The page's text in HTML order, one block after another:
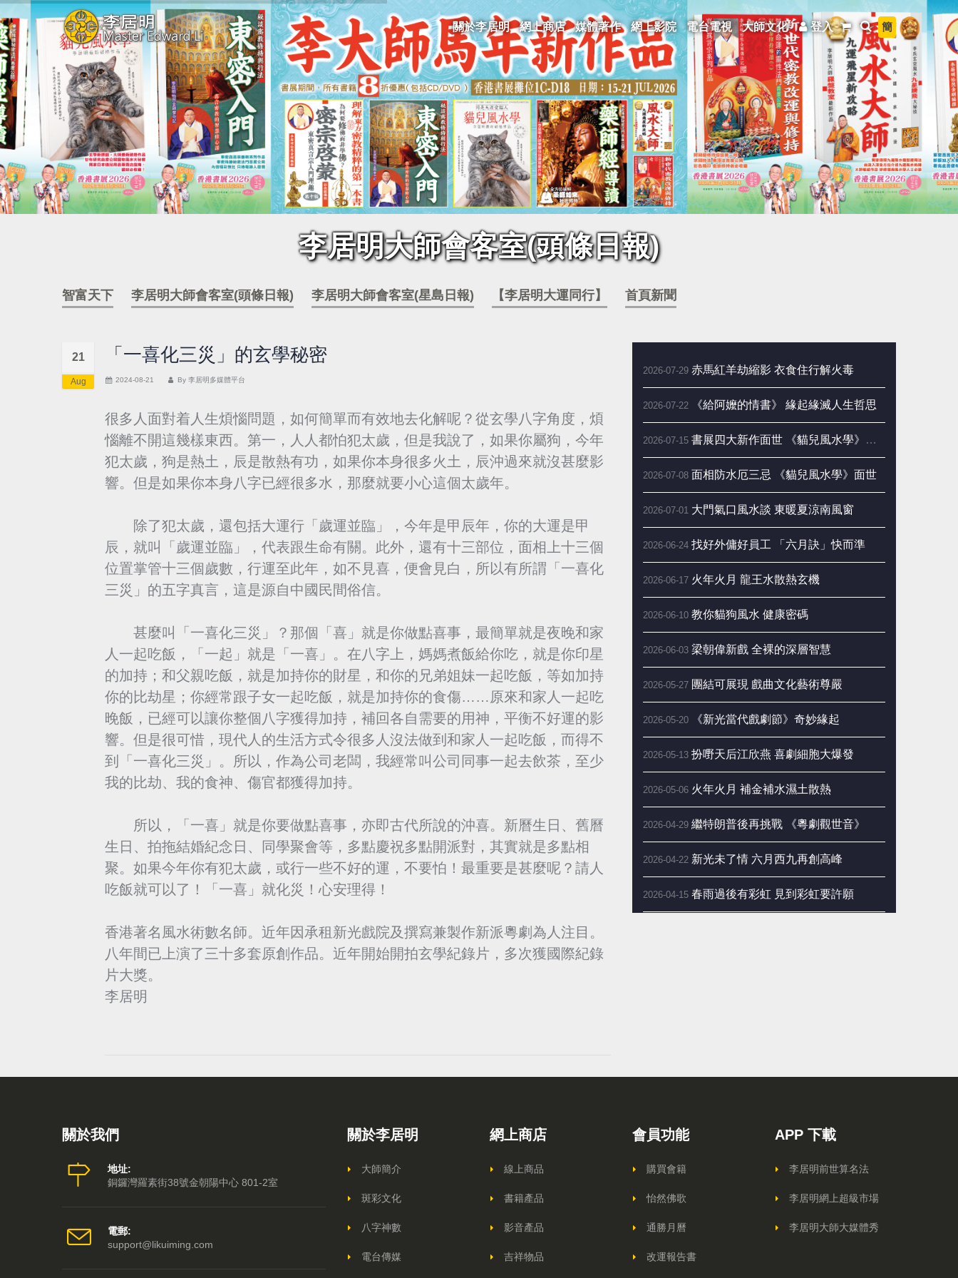
關於李居明 網上商店 媒體著作 網上影院 電台電視 大師文化 登入 簡
李居明大師會客室(頭條日報)
智富天下 李居明大師會客室(頭條日報) 李居明大師會客室(星島日報) 【李居明大運同行】 首頁新聞
21
Aug
「一喜化三災」的玄學秘密
2024-08-21 By 李居明多媒體平台
很多人面對着人生煩惱問題，如何簡單而有效地去化解呢？從玄學八字角度，煩
惱離不開這幾樣東西。第一，人人都怕犯太歲，但是我說了，如果你屬狗，今年
犯太歲，狗是熱土，辰是散熱有功，如果你本身很多火土，辰沖過來就沒甚麼影
響。但是如果你本身八字已經很多水，那麼就要小心這個太歲年。
除了犯太歲，還包括大運行「歲運並臨」，今年是甲辰年，你的大運是甲
辰，就叫「歲運並臨」，代表跟生命有關。此外，還有十三部位，面相上十三個
位置掌管十三個歲數，行運至此年，如不見喜，便會見白，所以有所謂「一喜化
三災」的五字真言，這是源自中國民間俗信。
甚麼叫「一喜化三災」？那個「喜」就是你做點喜事，最簡單就是夜晚和家
人一起吃飯，「一起」就是「一喜」。在八字上，媽媽煮飯給你吃，就是你印星
的加持；和父親吃飯，就是加持你的財星，和你的兄弟姐妹一起吃飯，等如加持
你的比劫星；你經常跟子女一起吃飯，就是加持你的食傷……原來和家人一起吃
晚飯，已經可以讓你整個八字獲得加持，補回各自需要的用神，平衡不好運的影
響。但是很可惜，現代人的生活方式令很多人沒法做到和家人一起吃飯，而得不
到「一喜化三災」。所以，作為公司老闆，我經常叫公司同事一起去飲茶，至少
我的比劫、我的食神、傷官都獲得加持。
所以，「一喜」就是你要做點喜事，亦即古代所說的沖喜。新曆生日、舊曆
生日、拍拖結婚紀念日、同學聚會等，多點慶祝多點開派對，其實就是多點相
聚。如果今年你有犯太歲，或行一些不好的運，不要怕！最重要是甚麼呢？請人
吃飯就可以了！「一喜」就化災！心安理得！
香港著名風水術數名師。近年因承租新光戲院及撰寫兼製作新派粵劇為人注目。
八年間已上演了三十多套原創作品。近年開始開拍玄學紀錄片，多次獲國際紀錄
片大獎。
李居明
2026-07-29 赤馬紅羊劫縮影 衣食住行解火毒
2026-07-22 《給阿嬤的情書》 緣起緣滅人生哲思
2026-07-15 書展四大新作面世 《貓兒風水學》成亮點
2026-07-08 面相防水厄三忌 《貓兒風水學》面世
2026-07-01 大門氣口風水談 東暖夏涼南風窗
2026-06-24 找好外傭好員工 「六月訣」快而準
2026-06-17 火年火月 龍王水散熱玄機
2026-06-10 教你貓狗風水 健康密碼
2026-06-03 梁朝偉新戲 全裸的深層智慧
2026-05-27 團結可展現 戲曲文化藝術尊嚴
2026-05-20 《新光當代戲劇節》奇妙緣起
2026-05-13 扮嘢天后江欣燕 喜劇細胞大爆發
2026-05-06 火年火月 補金補水濕土散熱
2026-04-29 繼特朗普後再挑戰 《粵劇觀世音》
2026-04-22 新光未了情 六月西九再創高峰
2026-04-15 春雨過後有彩虹 見到彩虹要許願
2026-02-25 《粵劇特朗普4.0》 粵劇新浪潮來了！
2026-02-21 大年初五「送五窮」 東南忌見垃圾桶
關於我們
地址:
銅鑼灣羅素街38號金朝陽中心 801-2室
電郵:
support@likuiming.com
關於李居明
大師簡介
斑彩文化
八字神數
電台傳媒
網上商店
線上商品
書籍產品
影音產品
吉祥物品
會員功能
購買會籍
怡然佛歌
通勝月曆
改運報告書
APP 下載
李居明前世算名法
李居明網上超級市場
李居明大師大媒體秀